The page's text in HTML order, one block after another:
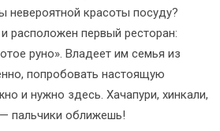
невероятной красоты посуду?
расположен первый ресторан:
руно». Владеет им семья из
попробовать настоящую
и нужно здесь. Хачапури, хинкали,
пальчики оближешь!